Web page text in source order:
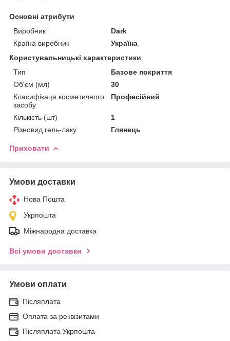
Основні атрибути
Виробник
Dark
Країна виробник
Україна
Користувальницькі характеристики
Тип
Базове покриття
Об'єм (мл)
30
Класифікаця косметичного
засобу
Професійний
Кількість (шт)
1
Різновид гель-лаку
Глянець
Приховати
Умови доставки
Нова Пошта
Укрпошта
Міжнародна доставка
Всі умови доставки
Умови оплати
Післяплата
Оплата за реквізитами
Післяплата Укрпошта